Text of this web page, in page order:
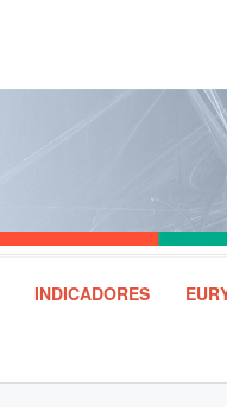
INDICADORES